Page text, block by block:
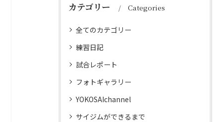
カテゴリー Categories
全てのカテゴリー
練習日記
試合レポート
フォトギャラリー
YOKOSAIchannel
サイジムができるまで